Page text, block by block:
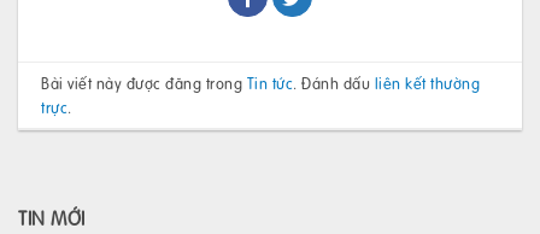
Bài viết này được đăng trong Tin tức. Đánh dấu liên kết thường
trực.
TIN MỚI